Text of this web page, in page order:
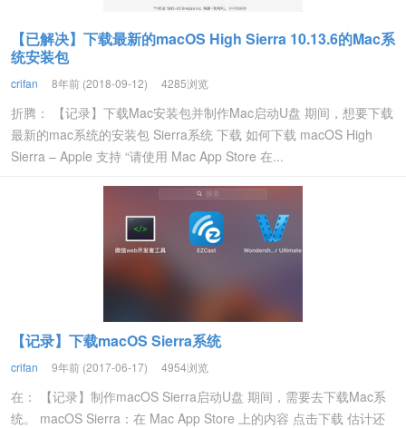
【已解决】下载最新的macOS High Sierra 10.13.6的Mac系
统安装包
crifan 8年前 (2018-09-12) 4285浏览
折腾： 【记录】下载Mac安装包并制作Mac启动U盘 期间，想要下载
最新的mac系统的安装包 Sierra系统 下载 如何下载 macOS High
Sierra – Apple 支持 “请使用 Mac App Store 在...
【记录】下载macOS Sierra系统
crifan 9年前 (2017-06-17) 4954浏览
在： 【记录】制作macOS Sierra启动U盘 期间，需要去下载Mac系
统。 macOS Sierra：在 Mac App Store 上的内容 点击下载 估计还